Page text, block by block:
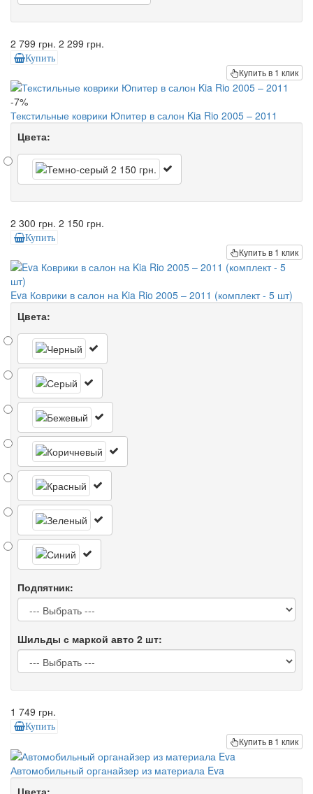
2 799 грн. 2 299 грн.
Купить
Купить в 1 клик
-7%
Текстильные коврики Юпитер в салон Kia Rio 2005 – 2011
Цвета:
2 300 грн. 2 150 грн.
Купить
Купить в 1 клик
Eva Коврики в салон на Kia Rio 2005 – 2011 (комплект - 5 шт)
Цвета:
Подпятник:
Шильды с маркой авто 2 шт:
1 749 грн.
Купить
Купить в 1 клик
Автомобильный органайзер из материала Eva
Цвета: